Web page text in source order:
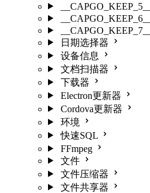
__CAPGO_KEEP_5__
__CAPGO_KEEP_6__
__CAPGO_KEEP_7__
日期选择器
设备信息
文档扫描器
下载器
Electron更新器
Cordova更新器
环境
快速SQL
FFmpeg
文件
文件压缩器
文件共享器